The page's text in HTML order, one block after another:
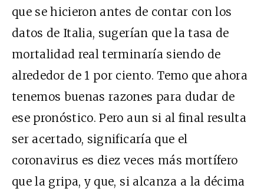
que se hicieron antes de contar con los
datos de Italia, sugerían que la tasa de
mortalidad real terminaría siendo de
alrededor de 1 por ciento. Temo que ahora
tenemos buenas razones para dudar de
ese pronóstico. Pero aun si al final resulta
ser acertado, significaría que el
coronavirus es diez veces más mortífero
que la gripa, y que, si alcanza a la décima